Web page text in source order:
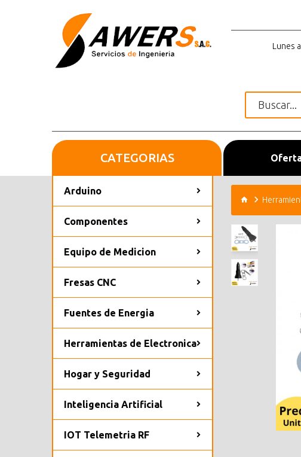
Lunes
Inicio
CATEGORIAS
Arduino
Componentes
Equipo de Medicion
Fresas CNC
Fuentes de Energia
Herramientas de Electronica
Hogar y Seguridad
Inteligencia Artificial
IOT Telemetria RF